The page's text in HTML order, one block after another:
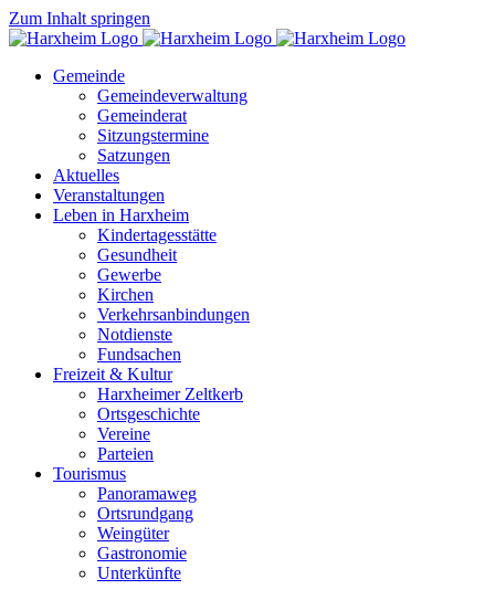
Zum Inhalt springen
Gemeinde
Gemeindeverwaltung
Gemeinderat
Sitzungstermine
Satzungen
Aktuelles
Veranstaltungen
Leben in Harxheim
Kindertagesstätte
Gesundheit
Gewerbe
Kirchen
Verkehrsanbindungen
Notdienste
Fundsachen
Freizeit & Kultur
Harxheimer Zeltkerb
Ortsgeschichte
Vereine
Parteien
Tourismus
Panoramaweg
Ortsrundgang
Weingüter
Gastronomie
Unterkünfte